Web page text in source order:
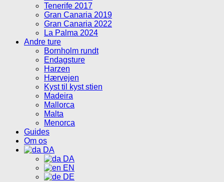
Tenerife 2017
Gran Canaria 2019
Gran Canaria 2022
La Palma 2024
Andre ture
Bornholm rundt
Endagsture
Harzen
Hærvejen
Kyst til kyst stien
Madeira
Mallorca
Malta
Menorca
Guides
Om os
DA
DA
EN
DE